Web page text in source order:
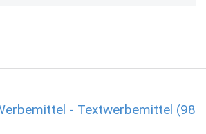
- Textwerbemittel (98